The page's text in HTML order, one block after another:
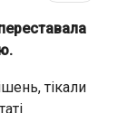
тікали